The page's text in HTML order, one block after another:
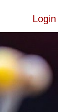
Login